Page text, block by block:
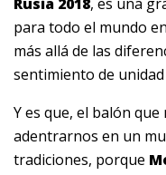
para todo el mundo
más allá de las
sentimiento de
Y es que, el balón
adentrarnos en un
tradiciones, porque